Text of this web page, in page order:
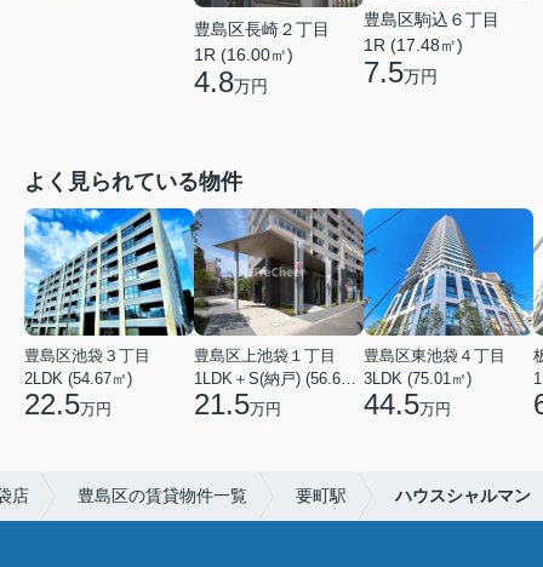
豊島区長崎２丁目
1R (16.00㎡)
4.8万円
豊島区駒込６丁目
1R (17.48㎡)
7.5万円
よく見られている物件
豊島区池袋３丁目
2LDK (54.67㎡)
22.5万円
豊島区上池袋１丁目
21.5万円
豊島区東池袋４丁目
3LDK (75.01㎡)
44.5万円
店 豊島区の賃貸物件一覧 要町駅 ハウスシャルマン